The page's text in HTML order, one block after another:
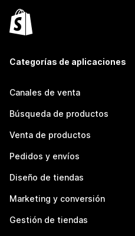
Categorías de aplicaciones
Canales de venta
Búsqueda de productos
Venta de productos
Pedidos y envíos
Diseño de tiendas
Marketing y conversión
Gestión de tiendas